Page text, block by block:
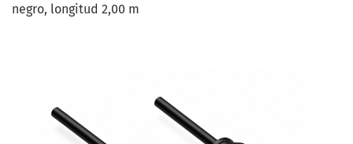
negro, longitud 2,00 m